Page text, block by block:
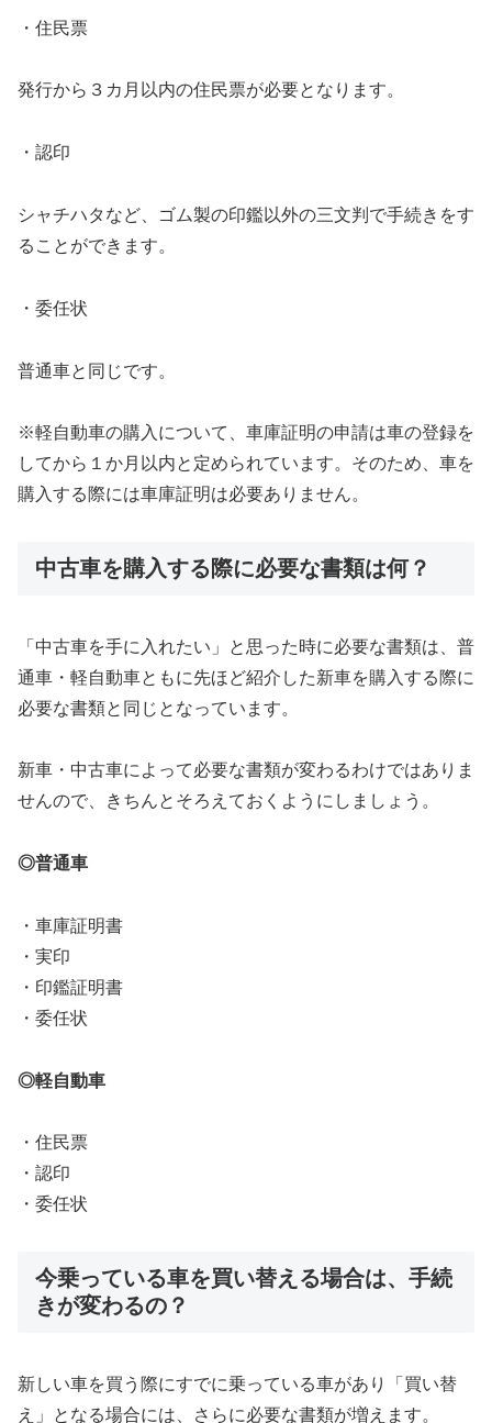
・住民票
発行から３カ月以内の住民票が必要となります。
・認印
シャチハタなど、ゴム製の印鑑以外の三文判で手続きをす
ることができます。
・委任状
普通車と同じです。
※軽自動車の購入について、車庫証明の申請は車の登録を
してから１か月以内と定められています。そのため、車を
購入する際には車庫証明は必要ありません。
中古車を購入する際に必要な書類は何？
「中古車を手に入れたい」と思った時に必要な書類は、普
通車・軽自動車ともに先ほど紹介した新車を購入する際に
必要な書類と同じとなっています。
新車・中古車によって必要な書類が変わるわけではありま
せんので、きちんとそろえておくようにしましょう。
◎普通車
・車庫証明書
・実印
・印鑑証明書
・委任状
◎軽自動車
・住民票
・認印
・委任状
今乗っている車を買い替える場合は、手続
きが変わるの？
新しい車を買う際にすでに乗っている車があり「買い替
え」となる場合には、さらに必要な書類が増えます。